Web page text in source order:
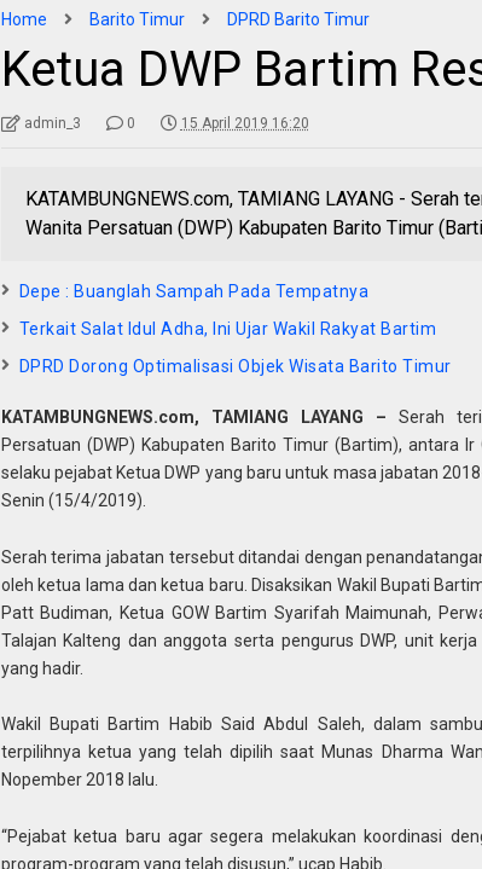
Home Barito Timur DPRD Barito Timur
Ketua DWP Bartim
admin_3 0 15 April 2019 16:20
KATAMBUNGNEWS.com, TAMIANG LAYANG - Serah
Wanita Persatuan (DWP) Kabupaten Barito Timur
Depe : Buanglah Sampah Pada Tempatnya
Terkait Salat Idul Adha, Ini Ujar Wakil Rakyat Bartim
DPRD Dorong Optimalisasi Objek Wisata Barito Timur
KATAMBUNGNEWS.com, TAMIANG LAYANG – Serah
Persatuan (DWP) Kabupaten Barito Timur (Bartim), antara Ir
selaku pejabat Ketua DWP yang baru untuk masa jabatan
Senin (15/4/2019).
Serah terima jabatan tersebut ditandai dengan
oleh ketua lama dan ketua baru. Disaksikan Wakil Bupati
Patt Budiman, Ketua GOW Bartim Syarifah Maimunah,
Talajan Kalteng dan anggota serta pengurus DWP, unit
yang hadir.
Wakil Bupati Bartim Habib Said Abdul Saleh, dalam
terpilihnya ketua yang telah dipilih saat Munas Dharma
Nopember 2018 lalu.
“Pejabat ketua baru agar segera melakukan koordinasi
program-program yang telah disusun,” ucap Habib.